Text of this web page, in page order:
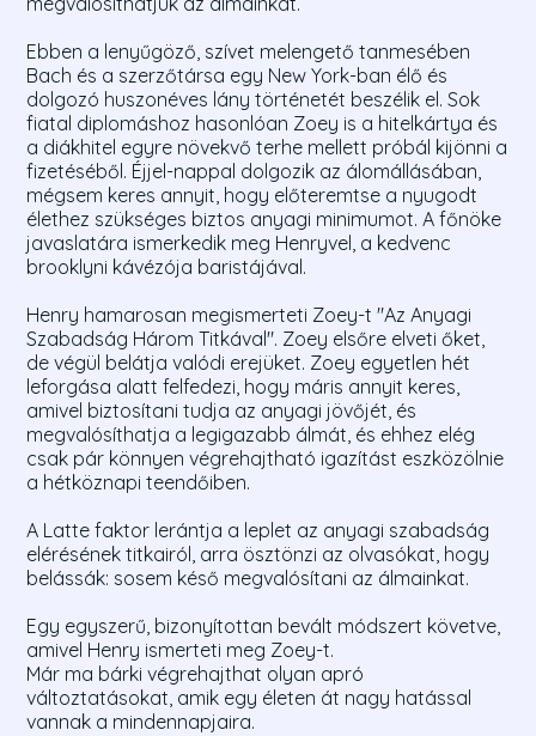
Ebben a lenyűgöző, szívet melengető tanmesében
Bach és a szerzőtársa egy New York-ban élő és
dolgozó huszonéves lány történetét beszélik el. Sok
fiatal diplomáshoz hasonlóan Zoey is a hitelkártya és
a diákhitel egyre növekvő terhe mellett próbál kijönni a
fizetéséből. Éjjel-nappal dolgozik az álomállásában,
mégsem keres annyit, hogy előteremtse a nyugodt
élethez szükséges biztos anyagi minimumot. A főnöke
javaslatára ismerkedik meg Henryvel, a kedvenc
brooklyni kávézója baristájával.
Henry hamarosan megismerteti Zoey-t "Az Anyagi
Szabadság Három Titkával". Zoey elsőre elveti őket,
de végül belátja valódi erejüket. Zoey egyetlen hét
leforgása alatt felfedezi, hogy máris annyit keres,
amivel biztosítani tudja az anyagi jövőjét, és
megvalósíthatja a legigazabb álmát, és ehhez elég
csak pár könnyen végrehajtható igazítást eszközölnie
a hétköznapi teendőiben.
A Latte faktor lerántja a leplet az anyagi szabadság
elérésének titkairól, arra ösztönzi az olvasókat, hogy
belássák: sosem késő megvalósítani az álmainkat.
Egy egyszerű, bizonyítottan bevált módszert követve,
amivel Henry ismerteti meg Zoey-t.
Már ma bárki végrehajthat olyan apró
változtatásokat, amik egy életen át nagy hatással
vannak a mindennapjaira.